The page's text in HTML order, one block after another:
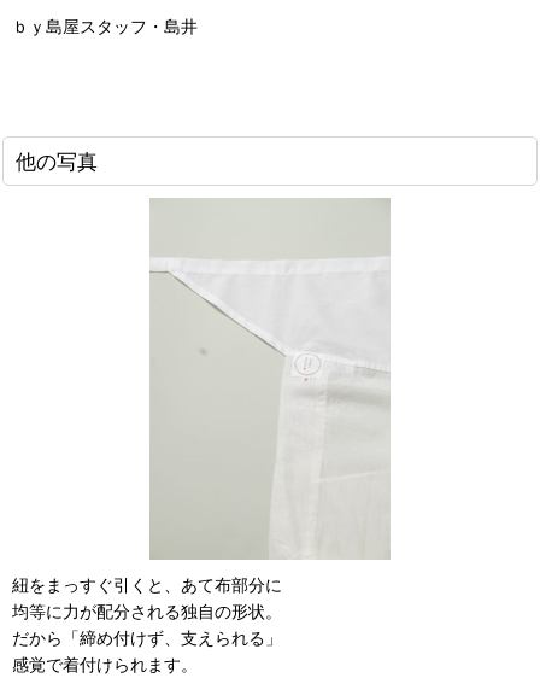
ｂｙ島屋スタッフ・島井
他の写真
紐をまっすぐ引くと、あて布部分に
均等に力が配分される独自の形状。
だから「締め付けず、支えられる」
感覚で着付けられます。